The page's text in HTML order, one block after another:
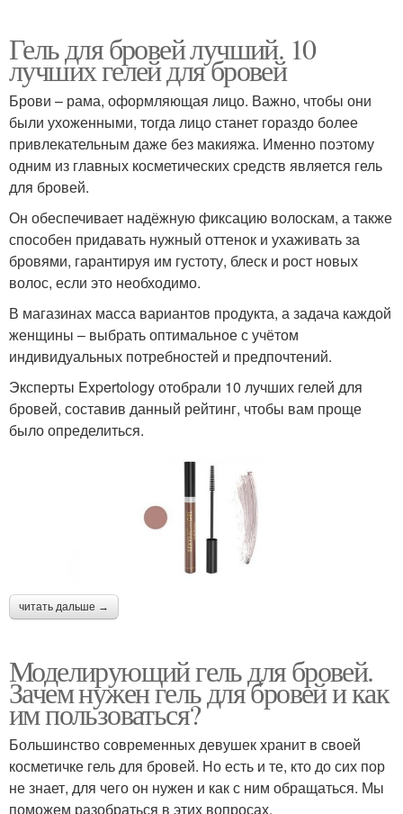
Гель для бровей лучший. 10
лучших гелей для бровей
Брови – рама, оформляющая лицо. Важно, чтобы они
были ухоженными, тогда лицо станет гораздо более
привлекательным даже без макияжа. Именно поэтому
одним из главных косметических средств является гель
для бровей.
Он обеспечивает надёжную фиксацию волоскам, а также
способен придавать нужный оттенок и ухаживать за
бровями, гарантируя им густоту, блеск и рост новых
волос, если это необходимо.
В магазинах масса вариантов продукта, а задача каждой
женщины – выбрать оптимальное с учётом
индивидуальных потребностей и предпочтений.
Эксперты Expertology отобрали 10 лучших гелей для
бровей, составив данный рейтинг, чтобы вам проще
было определиться.
читать дальше →
Моделирующий гель для бровей.
Зачем нужен гель для бровей и как
им пользоваться?
Большинство современных девушек хранит в своей
косметичке гель для бровей. Но есть и те, кто до сих пор
не знает, для чего он нужен и как с ним обращаться. Мы
поможем разобраться в этих вопросах.